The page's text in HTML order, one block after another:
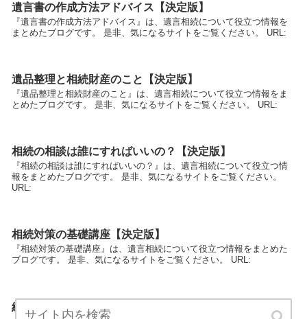
遺言書の作成方法アドバイス【決定版】
『遺言書の作成方法アドバイス』は、遺言相続について役立つ情報を
まとめたブログです。 是非、気になるサイトをご覧ください。 URL:
遺品整理と相続財産のこと【決定版】
『遺品整理と相続財産のこと』は、遺言相続について役立つ情報をま
とめたブログです。 是非、気になるサイトをご覧ください。 URL:
相続の相談は誰にすればいいの？【決定版】
『相続の相談は誰にすればいいの？』は、遺言相続について役立つ情
報をまとめたブログです。 是非、気になるサイトをご覧ください。
URL:
相続対策の基礎講座【決定版】
『相続対策の基礎講座』は、遺言相続について役立つ情報をまとめた
ブログです。 是非、気になるサイトをご覧ください。 URL:
終活と相続ではじめにすること【決定版】